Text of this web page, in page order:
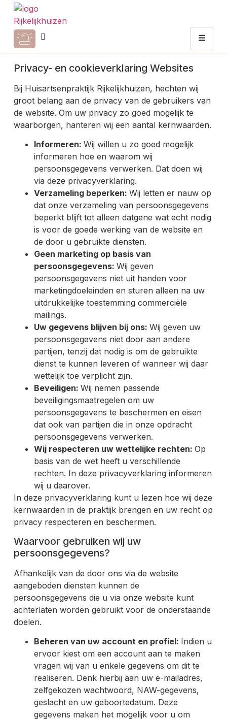
Privacy- en cookieverklaring Websites
Bij Huisartsenpraktijk Rijkelijkhuizen, hechten wij
groot belang aan de privacy van de gebruikers van
de website. Om uw privacy zo goed mogelijk te
waarborgen, hanteren wij een aantal kernwaarden.
Informeren: Wij willen u zo goed mogelijk
informeren hoe en waarom wij
persoonsgegevens verwerken. Dat doen wij
via deze privacyverklaring.
Verzameling beperken: Wij letten er nauw op
dat onze verzameling van persoonsgegevens
beperkt blijft tot alleen datgene wat echt nodig
is voor de goede werking van de website en
de door u gebruikte diensten.
Geen marketing op basis van
persoonsgegevens: Wij geven
persoonsgegevens niet uit handen voor
marketingdoeleinden en sturen alleen na uw
uitdrukkelijke toestemming commerciële
mailings.
Uw gegevens blijven bij ons: Wij geven uw
persoonsgegevens niet door aan andere
partijen, tenzij dat nodig is om de gebruikte
dienst te kunnen leveren of wanneer wij daar
wettelijk toe verplicht zijn.
Beveiligen: Wij nemen passende
beveiligingsmaatregelen om uw
persoonsgegevens te beschermen en eisen
dat ook van partijen die in onze opdracht
persoonsgegevens verwerken.
Wij respecteren uw wettelijke rechten: Op
basis van de wet heeft u verschillende
rechten. In deze privacyverklaring informeren
wij u daarover.
In deze privacyverklaring kunt u lezen hoe wij deze
kernwaarden in de praktijk brengen en uw recht op
privacy respecteren en beschermen.
Waarvoor gebruiken wij uw
persoonsgegevens?
Afhankelijk van de door ons via de website
aangeboden diensten kunnen de
persoonsgegevens die u via onze website kunt
achterlaten worden gebruikt voor de onderstaande
doelen.
Beheren van uw account en profiel: Indien u
ervoor kiest om een account aan te maken
vragen wij van u enkele gegevens om dit te
realiseren. Denk hierbij aan uw e-mailadres,
zelfgekozen wachtwoord, NAW-gegevens,
geslacht en uw geboortedatum. Deze
gegevens maken het mogelijk voor u om